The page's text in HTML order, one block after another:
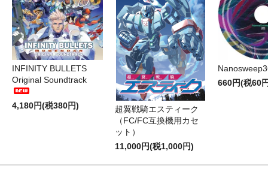
INFINITY BULLETS
Original Soundtrack
4,180円(税380円)
超翼戦騎エスティーク
（FC/FC互換機用カセ
ット）
11,000円(税1,000円)
660円(税60